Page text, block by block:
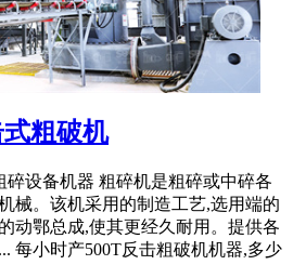
粗破机
碎设备机器 粗碎机是粗碎或中碎各
械。该机采用的制造工艺,选用端的
动鄂总成,使其更经久耐用。提供各
每小时产500T反击粗破机机器,多少